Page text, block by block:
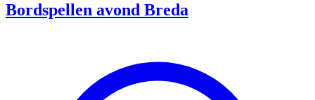
Bordspellen avond Breda